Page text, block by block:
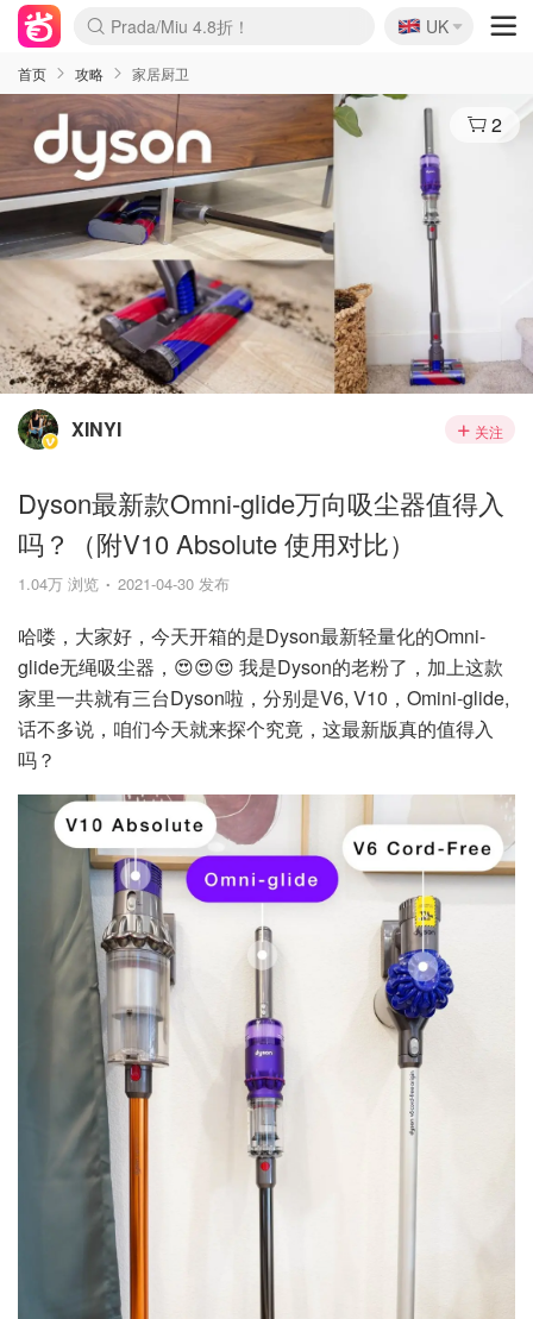
麦卢卡蜂蜜夏促！个位数！
Prada/Miu 4.8折！
啥？必胜客披萨5折！
🇬🇧
UK
首页 攻略 家居厨卫
2
XINYI 关注
Dyson最新款Omni-glide万向吸尘器值得入
吗？（附V10 Absolute 使用对比）
1.04万 浏览 2021-04-30 发布
哈喽，大家好，今天开箱的是Dyson最新轻量化的Omni-
glide无绳吸尘器，😍😍😍 我是Dyson的老粉了，加上这款
家里一共就有三台Dyson啦，分别是V6, V10，Omini-glide,
话不多说，咱们今天就来探个究竟，这最新版真的值得入
吗？